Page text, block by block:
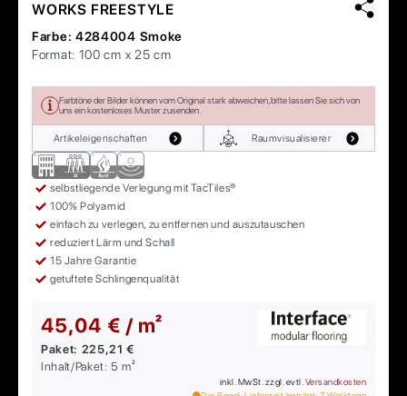
WORKS FREESTYLE
Farbe: 4284004 Smoke
Format: 100 cm x 25 cm
Farbtöne der Bilder können vom Original stark abweichen, bitte lassen Sie sich von
uns ein kostenloses Muster zusenden.
Artikeleigenschaften Raumvisualisierer
selbstliegende Verlegung mit TacTiles®
100% Polyamid
einfach zu verlegen, zu entfernen und auszutauschen
reduziert Lärm und Schall
15 Jahre Garantie
getuftete Schlingenqualität
45,04 € / m²
Paket: 225,21 €
Inhalt/Paket: 5 m²
inkl. MwSt. zzgl. evtl. Versandkosten